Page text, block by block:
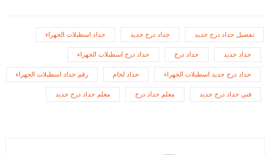
تفصيل حداد درج حديد جداد درج حديد حداد اسطبلات الجهراء
حداد حديد حداد درج حداد درج اسطبلات الجهراء
حداد درج حديد اسطبلات الجهراء حداد لحام رقم حداد اسطبلات الجهراء
فني حداد درج حديد معلم حداد درج معلم حداد درج حديد